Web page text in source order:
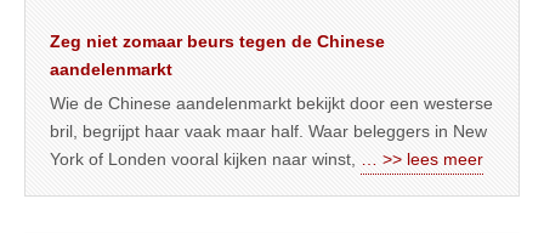
Zeg niet zomaar beurs tegen de Chinese
aandelenmarkt
Wie de Chinese aandelenmarkt bekijkt door een westerse
bril, begrijpt haar vaak maar half. Waar beleggers in New
York of Londen vooral kijken naar winst, … >> lees meer